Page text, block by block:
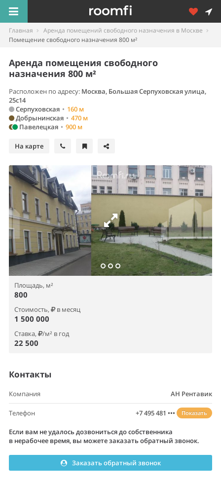
Главная
Аренда помещений свободного назначения в Москве
Помещение свободного назначения 800 м²
Аренда помещения свободного
назначения 800 м²
Расположен по адресу: Москва, Большая Серпуховская улица,
25с14
Серпуховская • 160 м
Добрынинская • 470 м
Павелецкая • 900 м
На карте
Площадь, м²
800
Стоимость, в месяц
1 500 000
Ставка, /м² в год
22 500
Контакты
Компания АН Рентавик
Телефон +7 495 481 ••• Показать
Если вам не удалось дозвониться до собственника
в нерабочее время, вы можете заказать обратный звонок.
Заказать обратный звонок